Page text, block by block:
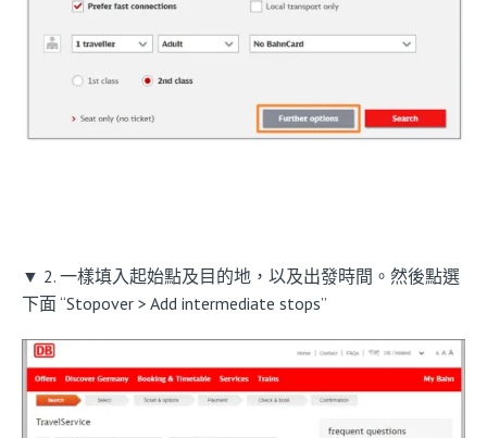
▼ 2. 一樣填入起始點及目的地，以及出發時間。然後點選
下面 “Stopover > Add intermediate stops”